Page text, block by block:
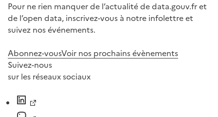
Pour ne rien manquer de l’actualité de data.gouv.fr et
de l’open data, inscrivez-vous à notre infolettre et
suivez nos événements.
Abonnez-vousVoir nos prochains évènements
Suivez-nous
sur les réseaux sociaux